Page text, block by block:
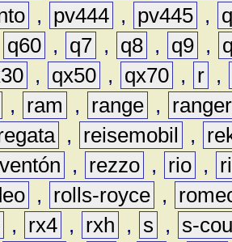
, pv444 , pv445 ,
q60 , q7 , q8 , q9 ,
, qx50 , qx70 , r ,
, ram , range ,
ranger
, reisemobil ,
, rezzo , rio ,
, rolls-royce ,
, rx4 , rxh , s ,
s-